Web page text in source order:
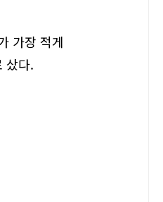
가장 적게
샀다.